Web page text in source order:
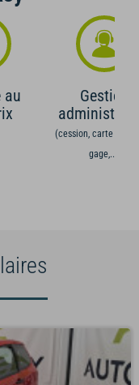
au
Gestion
(cession, carte grise,
gage,...)